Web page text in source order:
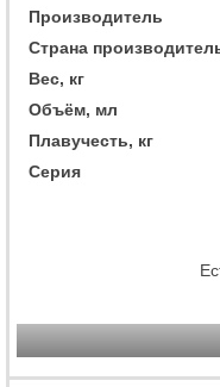
Производитель
Страна
Вес, кг
Объём, мл
Плавучесть, кг
Серия